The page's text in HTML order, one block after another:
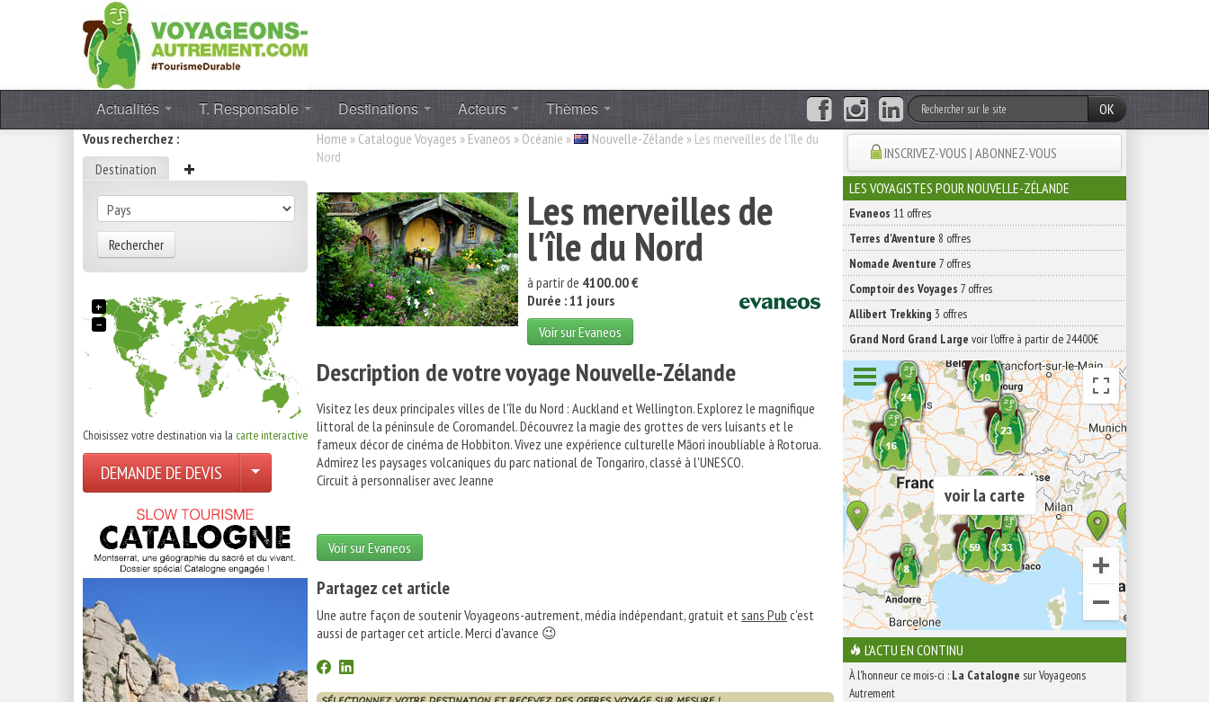
Actualités T. Responsable Destinations Acteurs Thèmes
OK
Vous recherchez :
Destination
Rechercher
+
−
Choisissez votre destination via la carte interactive
DEMANDE DE DEVIS
Home » Catalogue Voyages » Evaneos » Océanie » Nouvelle-Zélande » Les merveilles de l'île du
Nord
Les merveilles de
l'île du Nord
à partir de 4100.00 €
Durée : 11 jours
Voir sur Evaneos
Description de votre voyage Nouvelle-Zélande
Visitez les deux principales villes de l'île du Nord : Auckland et Wellington. Explorez le magnifique
littoral de la péninsule de Coromandel. Découvrez la magie des grottes de vers luisants et le
fameux décor de cinéma de Hobbiton. Vivez une expérience culturelle Māori inoubliable à Rotorua.
Admirez les paysages volcaniques du parc national de Tongariro, classé à l'UNESCO.
Circuit à personnaliser avec Jeanne
Voir sur Evaneos
Partagez cet article
Une autre façon de soutenir Voyageons-autrement, média indépendant, gratuit etsans Pub c'est
aussi de partager cet article. Merci d'avance 😉
INSCRIVEZ-VOUS | ABONNEZ-VOUS
LES VOYAGISTES POUR NOUVELLE-ZÉLANDE
Evaneos 11 offres
Terres d'Aventure 8 offres
Nomade Aventure 7 offres
Comptoir des Voyages 7 offres
Allibert Trekking 3 offres
Grand Nord Grand Large voir l'offre à partir de 24400€
voir la carte
L'ACTU EN CONTINU
À l'honneur ce mois-ci : La Catalogne sur Voyageons
Autrement